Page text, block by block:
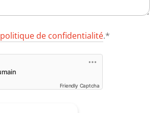
politique de confidentialité.*
Friendly Captcha